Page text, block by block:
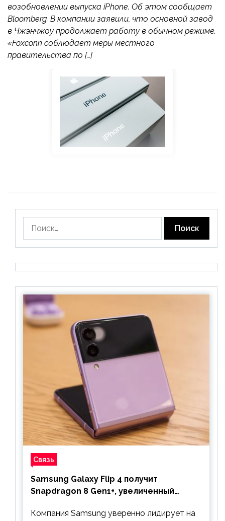
возобновлении выпуска iPhone. Об этом сообщает
Bloomberg. В компании заявили, что основной завод
в Чжэнчжоу продолжает работу в обычном режиме.
«Foxconn соблюдает меры местного
правительства по […]
Связь
Samsung Galaxy Flip 4 получит
Snapdragon 8 Gen1+, увеличенный
предшественника
Компания Samsung уверенно лидирует на